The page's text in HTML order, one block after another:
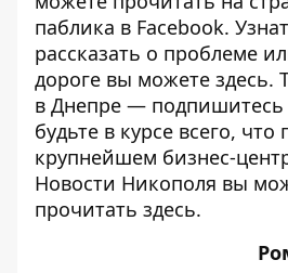
паблика в Facebook.
рассказать о проблеме
дороге вы можете здесь.
в Днепре — подпишитесь
будьте в курсе всего,
крупнейшем бизнес-
Новости Никополя вы
прочитать здесь.